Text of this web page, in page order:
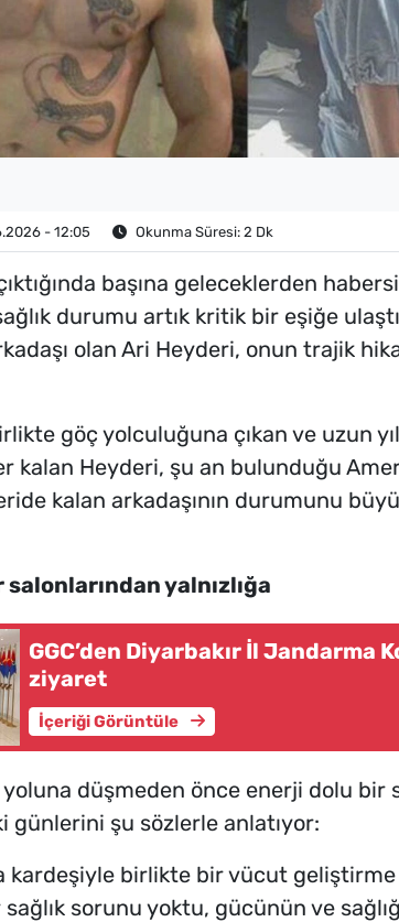
- 12:05 Okunma Süresi: 2 Dk
başına geleceklerden
durumu artık kritik bir eşiğe
olan Ari Heyderi, onun trajik
göç yolculuğuna çıkan ve uzun
kalan Heyderi, şu an bulunduğu
kalan arkadaşının durumunu
yalnızlığa
GGC’den Diyarbakır İl Jandarma
ziyaret
İçeriği Görüntüle
yoluna düşmeden önce enerji dolu bir
günlerini şu sözlerle anlatıyor:
kardeşiyle birlikte bir vücut
sorunu yoktu, gücünün ve